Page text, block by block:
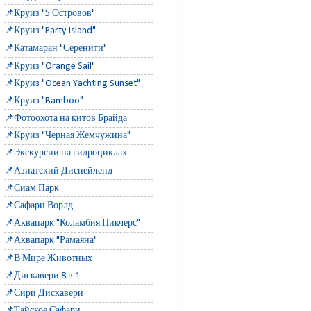
📌Круиз "5 Островов"
📌Круиз "Party Island"
📌Катамаран "Серенити"
📌Круиз "Orange Sail"
📌Круиз "Ocean Yachting Sunset"
📌Круиз "Bamboo"
📌Фотоохота на китов Брайда
📌Круиз "Черная Жемчужина"
📌Экскурсии на гидроциклах
📌Азиатский Диснейленд
📌Сиам Парк
📌Сафари Ворлд
📌Аквапарк "Коламбия Пикчерс"
📌Аквапарк "Рамаяна"
📌В Мире Животных
📌Дискавери 8 в 1
📌Сири Дискавери